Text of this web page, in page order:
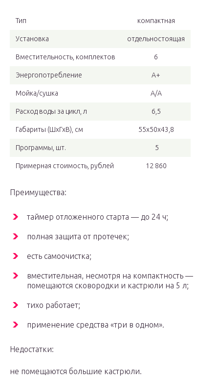
Тип компактная
Установка отдельностоящая
Вместительность, комплектов 6
Энергопотребление А+
Мойка/сушка А/А
Расход воды за цикл, л 6,5
Габариты (ШхГхВ), см 55x50x43,8
Программы, шт. 5
Примерная стоимость, рублей 12 860
Преимущества:
таймер отложенного старта — до 24 ч;
полная защита от протечек;
есть самоочистка;
вместительная, несмотря на компактность —
помещаются сковородки и кастрюли на 5 л;
тихо работает;
применение средства «три в одном».
Недостатки:
не помещаются большие кастрюли.